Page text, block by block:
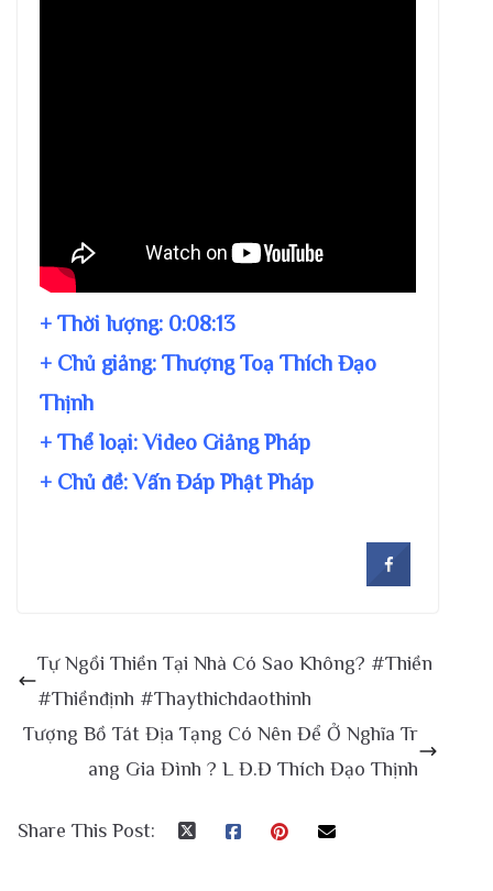
+ Thời lượng: 0:08:13
+ Chủ giảng: Thượng Toạ Thích Đạo
Thịnh
+ Thể loại: Video Giảng Pháp
+ Chủ đề:Vấn Đáp Phật Pháp
Tự Ngồi Thiền Tại Nhà Có Sao Không? #Thiền
#Thiềnđịnh #Thaythichdaothinh
Tượng Bồ Tát Địa Tạng Có Nên Để Ở Nghĩa Tr
ang Gia Đình ? L Đ.Đ Thích Đạo Thịnh
Share This Post: